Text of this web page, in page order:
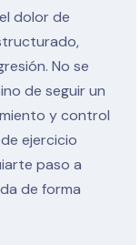
dolor de
No se
de seguir un
y control
ejercicio
paso a
de forma